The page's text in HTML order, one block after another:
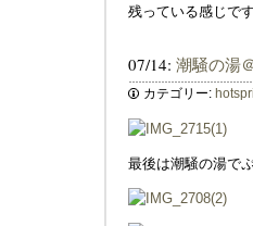
残っている感じで
07/14: 潮騒の湯
カテゴリー:
最後は潮騒の湯で